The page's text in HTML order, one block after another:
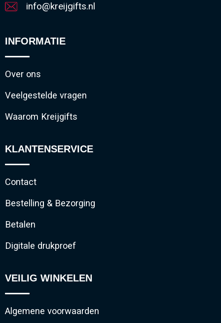
info@kreijgifts.nl
INFORMATIE
Over ons
Veelgestelde vragen
Waarom Kreijgifts
KLANTENSERVICE
Contact
Bestelling & Bezorging
Betalen
Digitale drukproef
VEILIG WINKELEN
Algemene voorwaarden